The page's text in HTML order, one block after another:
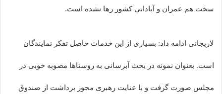
سخت هم عمران و آبادانی کشور رها نشده است.
لاریجانی ادامه داد: بسیاری از این خدمات حاصل تفکر نمایندگان
است. بعنوان نمونه در بحث آبرسانی به روستاها مصوبه خوبی در
مجلس صورت گرفت و با عنایت رهبری مجوز برداشت از صندوق